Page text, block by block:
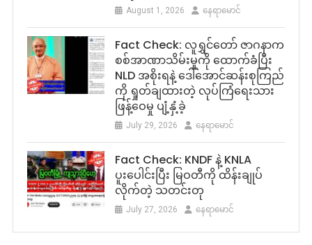
August 1, 2026 နေရာမောင်
Fact Check: လူရွှင်တော် ဇာဂနာက
စစ်အာဏာသိမ်းမှုကို ထောက်ခံပြီး
NLD အစိုးရနဲ့ ဒေါ်အောင်ဆန်းစုကြည်
ကို ရှုတ်ချထားတဲ့ လုပ်ကြံရေးသား
ဖြန့်ဝေမှု ပျံ့နှံ့ခဲ့
July 29, 2026 နေရာမောင်
Fact Check: KNDF နဲ့ KNLA
ပူးပေါင်းပြီး မြဝတီကို ထိန်းချုပ်
လိုက်တဲ့ သတင်းတု
July 27, 2026 နေရာမောင်